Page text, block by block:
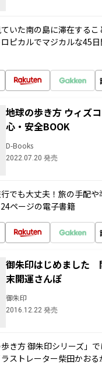
いた南の島に滞在する
ピカルでマジカルな45
地球の歩き方 ウィズ
心・安全BOOK
D-Books
2022.07.20 発売
でも大丈夫！旅の手配や
ページの電子書籍
御朱印はじめました
末開運さんぽ
御朱印
2016.12.22 発売
き方 御朱印シリーズ」
ストレーター柴田かおる